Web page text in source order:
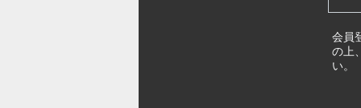
会員
の上
い。